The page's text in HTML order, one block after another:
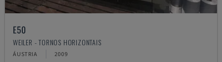
E50
WEILER - TORNOS HORIZONTAIS
ÁUSTRIA 2009